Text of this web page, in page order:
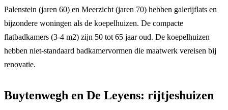
Palenstein (jaren 60) en Meerzicht (jaren 70) hebben galerijflats en
bijzondere woningen als de koepelhuizen. De compacte
flatbadkamers (3-4 m2) zijn 50 tot 65 jaar oud. De koepelhuizen
hebben niet-standaard badkamervormen die maatwerk vereisen bij
renovatie.
Buytenwegh en De Leyens: rijtjeshuizen